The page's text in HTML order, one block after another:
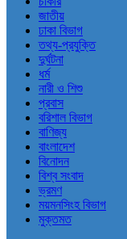
জাতীয়
ঢাকা বিভাগ
তথ্য-প্রযুক্তি
দুর্ঘটনা
ধর্ম
নারী ও শিশু
প্রবাস
বরিশাল বিভাগ
বাণিজ্য
বাংলাদেশ
বিনোদন
বিশ্ব সংবাদ
ভ্রমণ
ময়মনসিংহ বিভাগ
মুক্তমত